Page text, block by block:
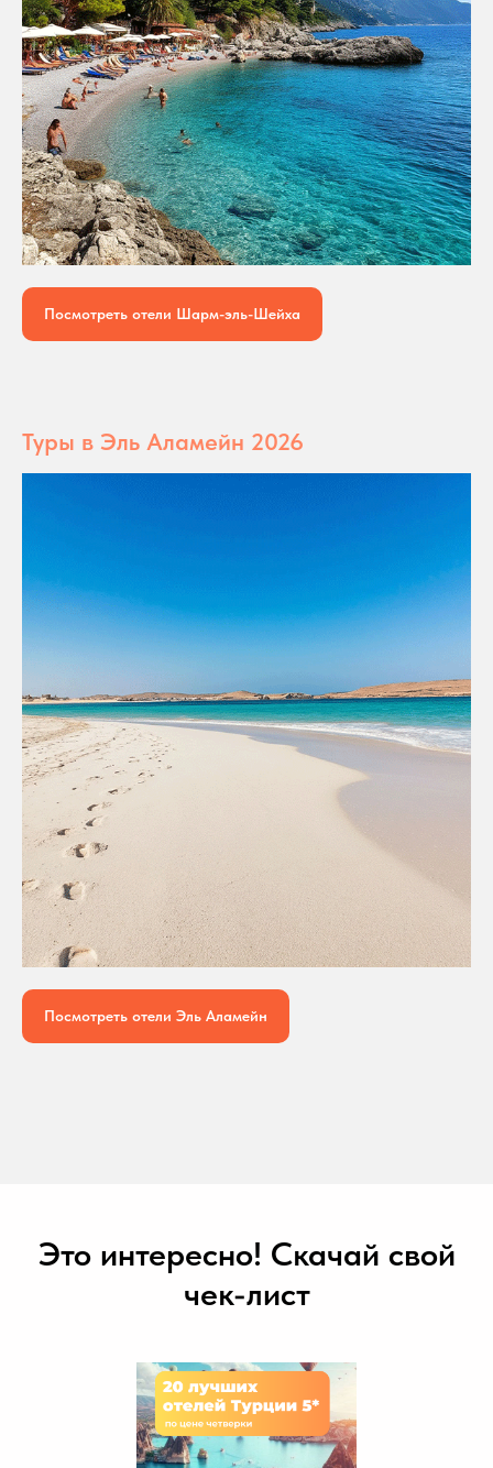
Посмотреть отели Шарм-эль-Шейха
Туры в Эль Аламейн 2026
Посмотреть отели Эль Аламейн
Это интересно! Скачай свой
чек-лист